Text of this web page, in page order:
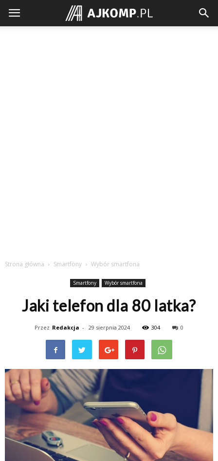
Ajkomp.pl
Strona główna Smartfony Wybór smartfona
Smartfony Wybór smartfona
Jaki telefon dla 80 latka?
Przez Redakcja - 29 sierpnia 2024 304 0